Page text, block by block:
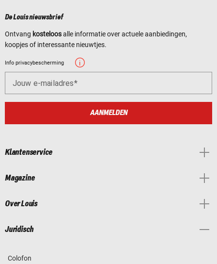
De Louis nieuwsbrief
Ontvang kosteloosalle informatie over actuele aanbiedingen,
koopjes of interessante nieuwtjes.
Info privacybescherming
Jouw e-mailadres
AANMELDEN
Klantenservice
Magazine
Over Louis
Juridisch
Colofon